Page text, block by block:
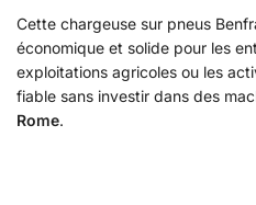
Cette chargeuse sur pneus
économique et solide pour les
exploitations agricoles ou les
fiable sans investir dans des
Rome.